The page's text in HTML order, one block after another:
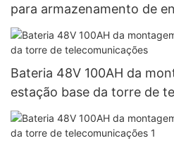
para armazenamento de
solar do agregado familiar
Bateria 48V 100AH ​​da
estação base da torre de